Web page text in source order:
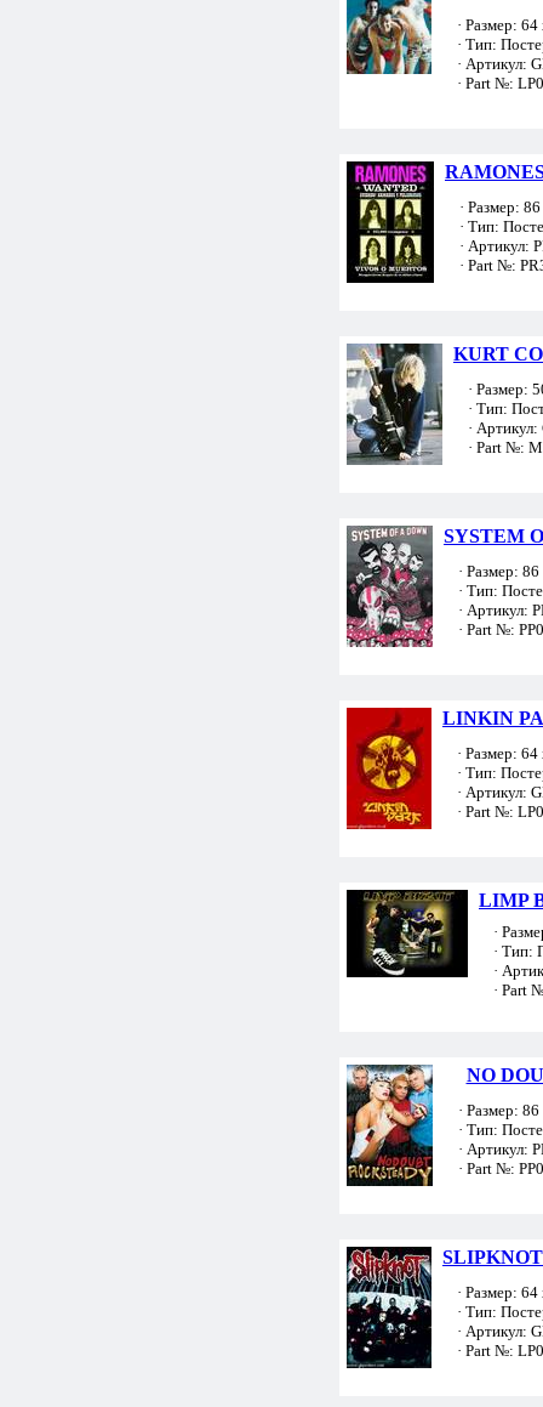
· Размер: 64
· Тип:
· Артикул:
· Part №:
· Размер:
· Тип:
· Артикул:
· Part №:
KURT
· Размер:
· Тип:
· Артикул:
· Part №:
SYSTEM
· Размер: 86
· Тип:
· Артикул:
· Part №:
LINKIN
· Размер: 64
· Тип:
· Артикул:
· Part №:
LIMP
·
· Тип:
·
· Part
NO
· Размер: 86
· Тип:
· Артикул:
· Part №:
· Размер: 64
· Тип:
· Артикул:
· Part №: